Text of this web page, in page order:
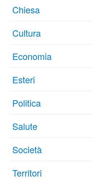
Chiesa
Cultura
Economia
Esteri
Politica
Salute
Società
Territori